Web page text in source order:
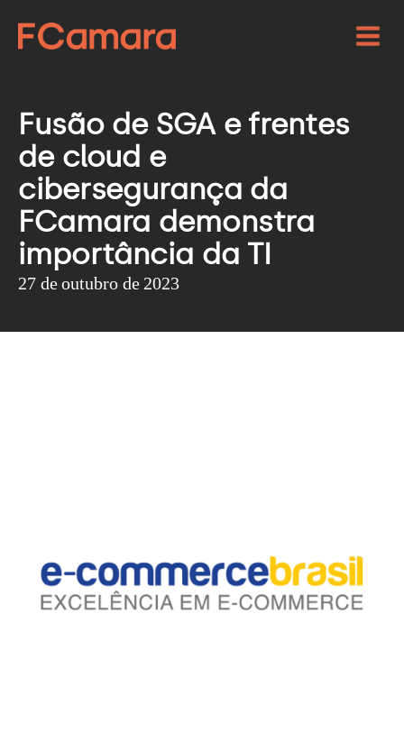
Fusão de SGA e frentes
de cloud e
cibersegurança da
FCamara demonstra
importância da TI
27 de outubro de 2023